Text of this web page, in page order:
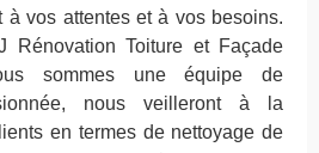
à vos attentes et à vos besoins.
Rénovation Toiture et Façade
sommes une équipe de
nous veilleront à la
en termes de nettoyage de